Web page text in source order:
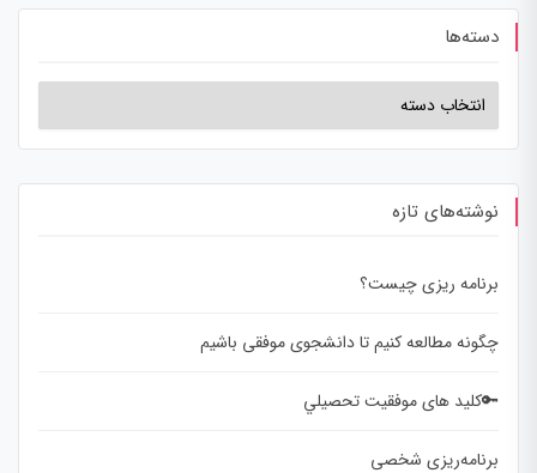
دسته‌ها
نوشته‌های تازه
برنامه ریزی چیست؟
چگونه مطالعه کنیم تا دانشجوی موفقی باشیم
🔑کلید های موفقيت تحصيلي
برنامه‌ریزی شخصی